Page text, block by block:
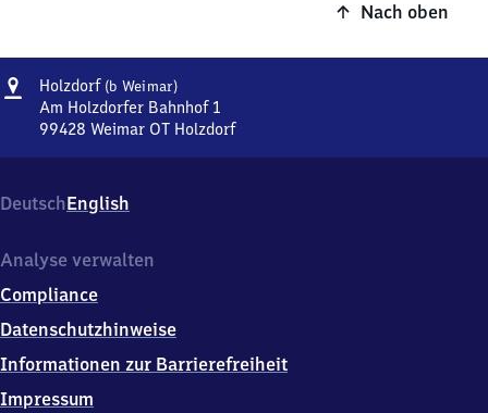
Nach oben
Adresse
Holzdorf (b Weimar)Holzdorf
(bei
Weimar)
Am Holzdorfer Bahnhof 1
99428 Weimar OT Holzdorf
Weimar),
Am
Bahnhof
9
9
2
8
DeutschEnglish
Analyse verwalten
Compliance
Datenschutzhinweise
Informationen zur Barrierefreiheit
Impressum